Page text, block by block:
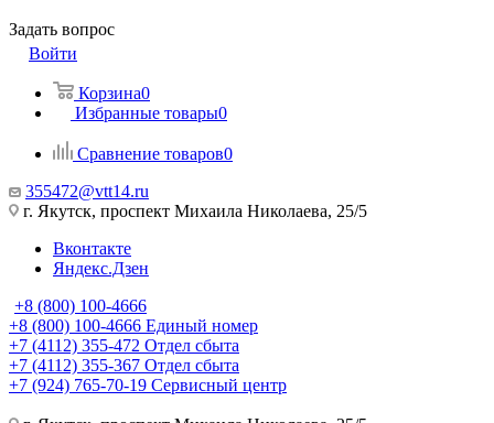
Задать вопрос
Войти
Корзина0
Избранные товары0
Сравнение товаров0
355472@vtt14.ru
г. Якутск, проспект Михаила Николаева, 25/5
Вконтакте
Яндекс.Дзен
+8 (800) 100-4666
+8 (800) 100-4666 Единый номер
+7 (4112) 355-472 Отдел сбыта
+7 (4112) 355-367 Отдел сбыта
+7 (924) 765-70-19 Сервисный центр